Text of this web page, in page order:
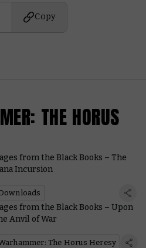
Copy
THE HORUS
from the Black Books – The
Incursion
from the Black Books – Upon
Anvil of War
The Horus Heresy